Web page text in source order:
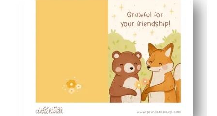
Barngodkänd design som motiverar skrivandet - gott
Perfekt för klassrum och familjer - använd för
Sparar tid och stress - inga sista minuten-